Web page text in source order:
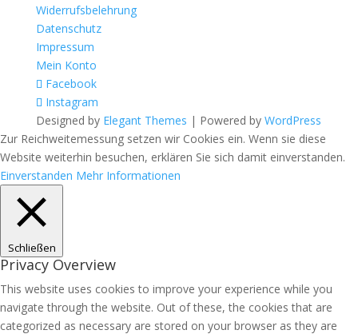
Widerrufsbelehrung
Datenschutz
Impressum
Mein Konto
Facebook
Instagram
Designed by Elegant Themes | Powered by WordPress
Zur Reichweitemessung setzen wir Cookies ein. Wenn sie diese
Website weiterhin besuchen, erklären Sie sich damit einverstanden.
Einverstanden Mehr Informationen
Schließen
Privacy Overview
This website uses cookies to improve your experience while you
navigate through the website. Out of these, the cookies that are
categorized as necessary are stored on your browser as they are